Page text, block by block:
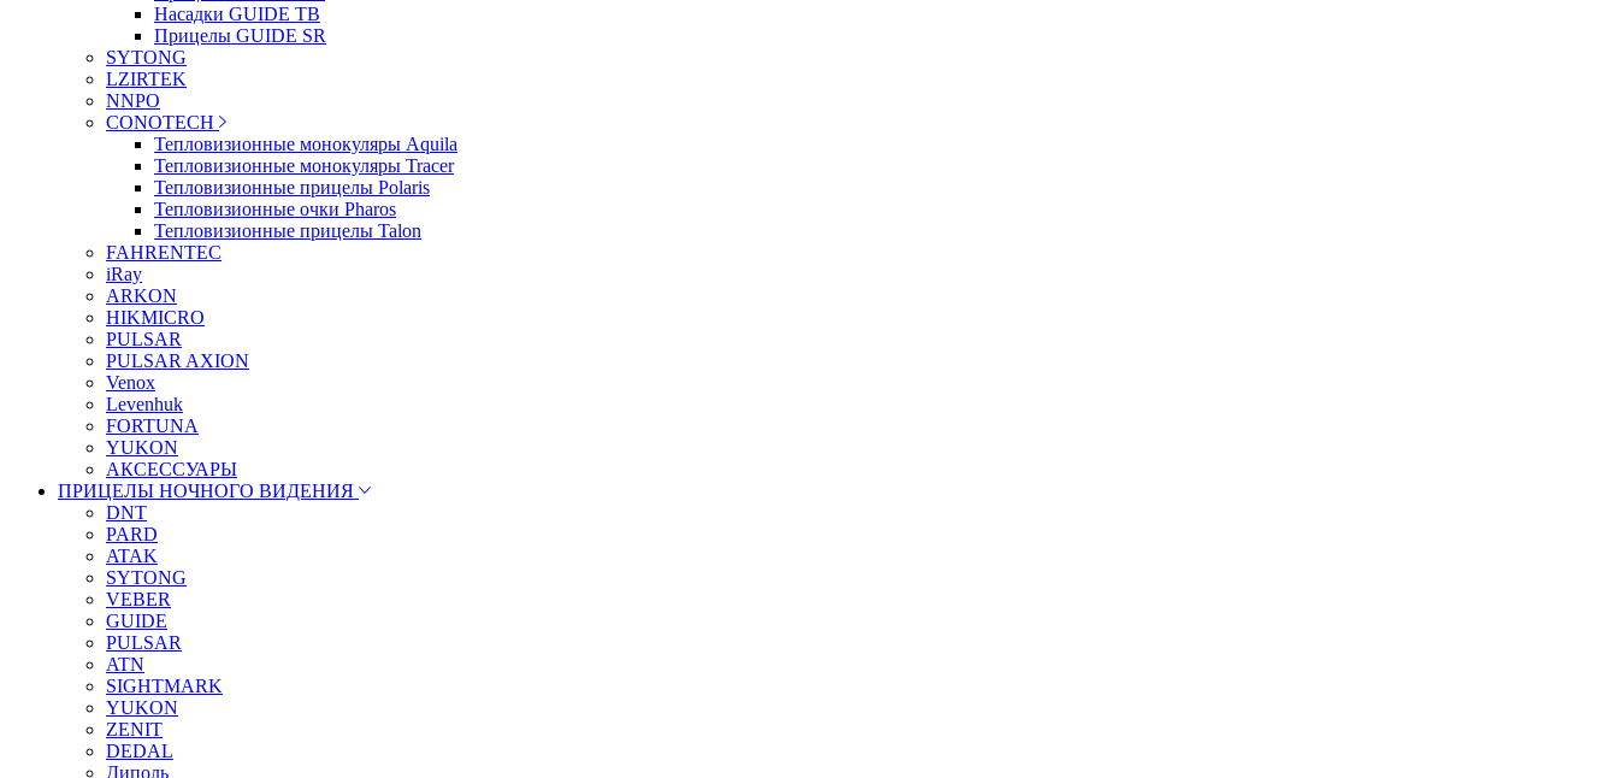
Насадки GUIDE TB
Прицелы GUIDE SR
SYTONG
LZIRTEK
NNPO
CONOTECH
Тепловизионные монокуляры Aquila
Тепловизионные монокуляры Tracer
Тепловизионные прицелы Polaris
Тепловизионные очки Pharos
Тепловизионные прицелы Talon
FAHRENTEC
iRay
ARKON
HIKMICRO
PULSAR
PULSAR AXION
Venox
Levenhuk
FORTUNA
YUKON
АКСЕССУАРЫ
ПРИЦЕЛЫ НОЧНОГО ВИДЕНИЯ
DNT
PARD
ATAK
SYTONG
VEBER
GUIDE
PULSAR
ATN
SIGHTMARK
YUKON
ZENIT
DEDAL
Диполь